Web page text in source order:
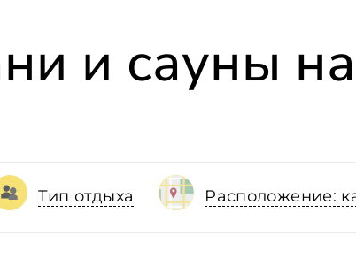
и сауны
Тип отдыха Расположение: